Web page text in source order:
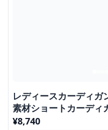
レディースカーディガ
素材ショートカーディ
¥8,740